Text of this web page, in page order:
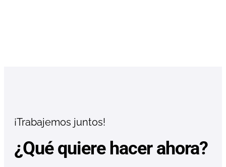
¡Trabajemos juntos!
¿Qué quiere hacer ahora?